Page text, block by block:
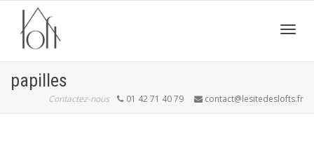
papilles
Contactez-nous 01 42 71 40 79 contact@lesitedeslofts.fr